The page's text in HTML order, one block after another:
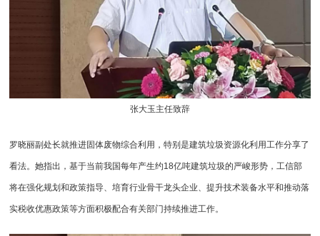
张大玉主任致辞
罗晓丽副处长就推进固体废物综合利用，特别是建筑垃圾资源化利用工作分享了
看法。她指出，基于当前我国每年产生约18亿吨建筑垃圾的严峻形势，工信部
将在强化规划和政策指导、培育行业骨干龙头企业、提升技术装备水平和推动落
实税收优惠政策等方面积极配合有关部门持续推进工作。